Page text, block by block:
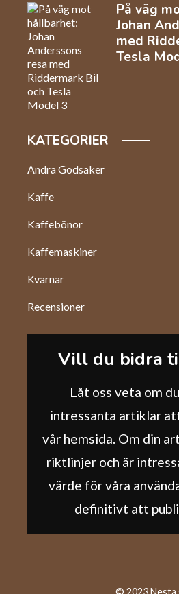
På väg
Johan
med
Tesla
KATEGORIER
Andra Godsaker
Kaffe
Kaffebönor
Kaffemaskiner
Kvarnar
Recensioner
Vill du bidra
Låt oss veta om
intressanta artiklar
vår hemsida. Om din
riktlinjer och är
värde för våra
definitivt att